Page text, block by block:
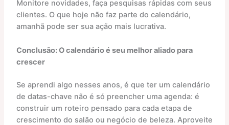
Monitore novidades, faça pesquisas rápidas com seus
clientes. O que hoje não faz parte do calendário,
amanhã pode ser sua ação mais lucrativa.
Conclusão: O calendário é seu melhor aliado para
crescer
Se aprendi algo nesses anos, é que ter um calendário
de datas-chave não é só preencher uma agenda: é
construir um roteiro pensado para cada etapa de
crescimento do salão ou negócio de beleza. Aproveite